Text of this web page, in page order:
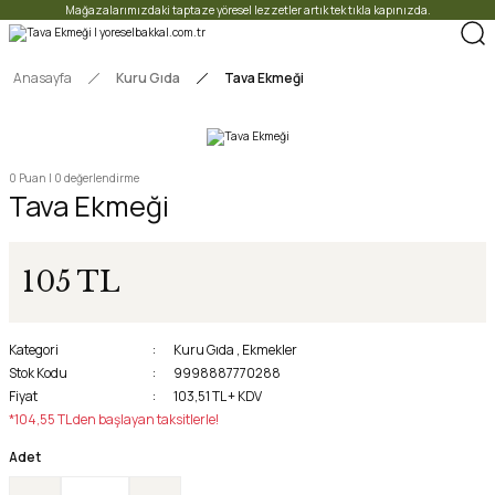
Mağazalarımızdaki taptaze yöresel lezzetler artık tek tıkla kapınızda.
Anasayfa Kuru Gıda Tava Ekmeği
0 Puan | 0 değerlendirme
Tava Ekmeği
105 TL
Kategori Kuru Gıda , Ekmekler
Stok Kodu
9998887770288
Fiyat
103,51 TL + KDV
*104,55 TL den başlayan taksitlerle!
Adet